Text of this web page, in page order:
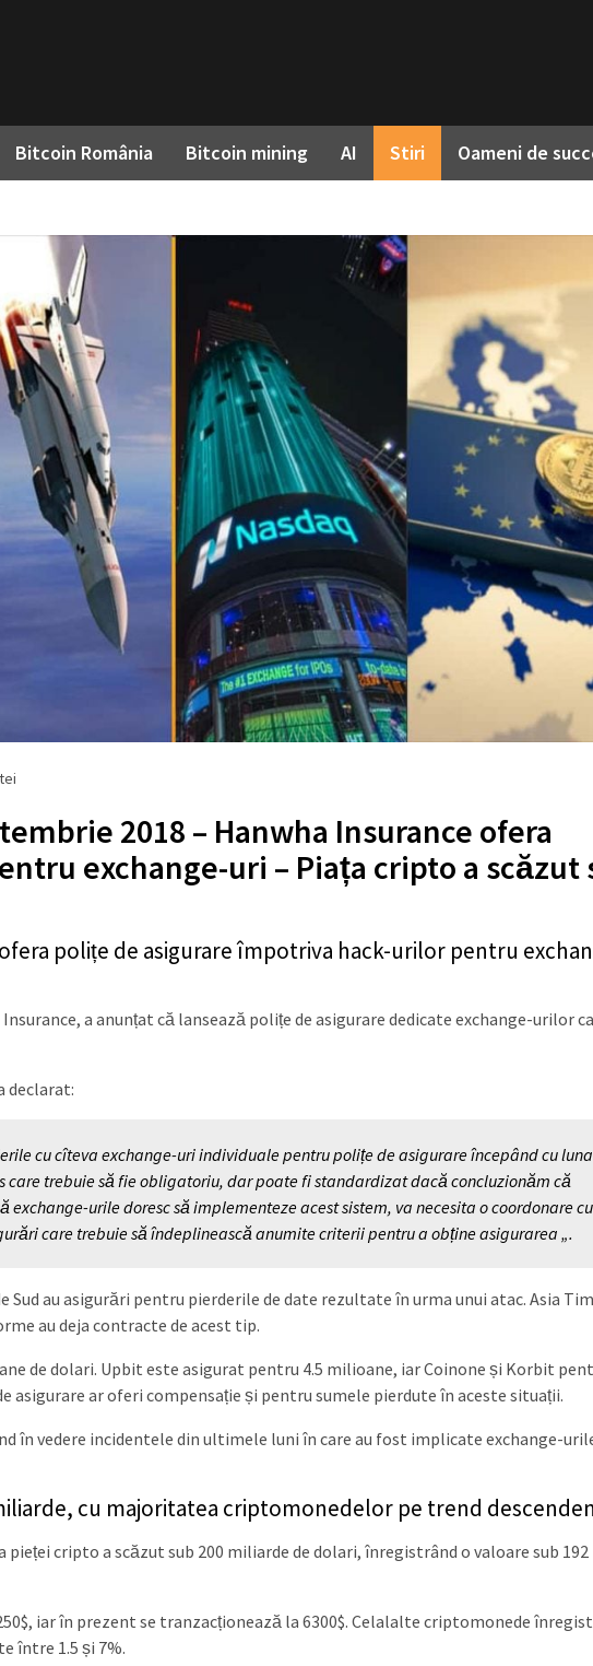
Bitcoin România Bitcoin mining AI Stiri Oameni de
2018 – Hanwha Insurance ofera
exchange-uri – Piața cripto a scăzut
polițe de asigurare împotriva hack-urilor pentru
Insurance, a anunțat că lansează polițe de asigurare dedicate exchange-urilor
declarat:
cu cîteva exchange-uri individuale pentru polițe de asigurare începând cu luna
care trebuie să fie obligatoriu, dar poate fi standardizat dacă concluzionăm că
exchange-urile doresc să implementeze acest sistem, va necesita o coordonare cu
care trebuie să îndeplinească anumite criterii pentru a obține asigurarea „.
Sud au asigurări pentru pierderile de date rezultate în urma unui atac. Asia
au deja contracte de acest tip.
de dolari. Upbit este asigurat pentru 4.5 milioane, iar Coinone și Korbit
asigurare ar oferi compensație și pentru sumele pierdute în aceste situații.
în vedere incidentele din ultimele luni în care au fost implicate exchange-
cu majoritatea criptomonedelor pe trend
cripto a scăzut sub 200 miliarde de dolari, înregistrând o valoare sub 192
iar în prezent se tranzacționează la 6300$. Celalalte criptomonede
între 1.5 și 7%.